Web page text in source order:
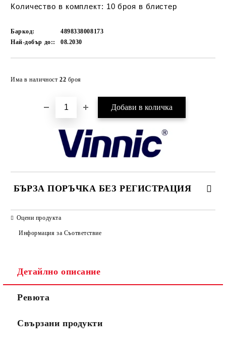
Количество в комплект: 10 броя в блистер
Баркод:
4898338008173
Най-добър до::
08.2030
Има в наличност 22 броя
БЪРЗА ПОРЪЧКА БЕЗ РЕГИСТРАЦИЯ
Съгласен съм с
Ние ще се свържем с вас в рамките на работния ден.
Оцени продукта
Информация за Съответствие
Детайлно описание
Ревюта
Свързани продукти